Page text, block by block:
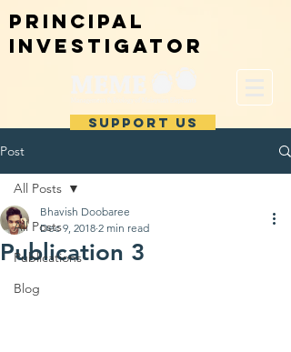
Principal
investigator
SUPPORT US
Post
All Posts
Publications
Blog
All Posts
Publication 3
Bhavish Doobaree
Dec 9, 2018 2 min read